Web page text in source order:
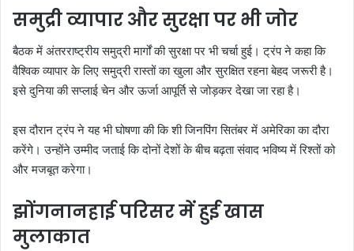
समुद्री व्यापार और सुरक्षा पर भी जोर
बैठक में अंतरराष्ट्रीय समुद्री मार्गों की सुरक्षा पर भी चर्चा हुई। ट्रंप ने कहा कि
वैश्विक व्यापार के लिए समुद्री रास्तों का खुला और सुरक्षित रहना बेहद जरूरी है।
इसे दुनिया की सप्लाई चेन और ऊर्जा आपूर्ति से जोड़कर देखा जा रहा है।
इस दौरान ट्रंप ने यह भी घोषणा की कि शी जिनपिंग सितंबर में अमेरिका का दौरा
करेंगे। उन्होंने उम्मीद जताई कि दोनों देशों के बीच बढ़ता संवाद भविष्य में रिश्तों को
और मजबूत करेगा।
झोंगनानहाई परिसर में हुई खास
मुलाकात